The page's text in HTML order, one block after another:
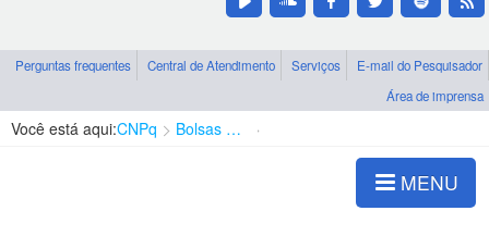
Perguntas frequentes Central de Atendimento Serviços
E-mail do Pesquisador
Área de imprensa
Você está aqui:CNPq Bolsas e Auxílios Vigentes
MENU